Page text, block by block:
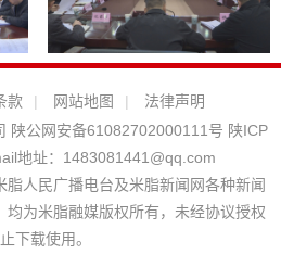
款 | 网站地图 |
法律声明
陕公网安备61082702000111号 陕ICP
地址： 1483081441@qq.com
人民广播电台及米脂新闻网各种新闻
均为米脂融媒版权所有，未经协议授权
下载使用。